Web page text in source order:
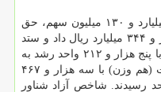
بر طبق معاملات امروز بیش از پنج میلیارد و ۱۳۰ میلیون سهم، حق
به ارزش ۳۶ هزار و ۳۴۴ میلیارد ریال داد و ستد
شد. همین طور شاخص كل (هم وزن) با پنج هزار و ۲۱۲ واحد رشد به
۱۸۸ هزار و ۶۹۰ واحد و شاخص قیمت (هم وزن) با سه هزار و ۴۶۷
به ۱۲۵ هزار و ۵۳۷ واحد رسیدند. شاخص آزاد شناور